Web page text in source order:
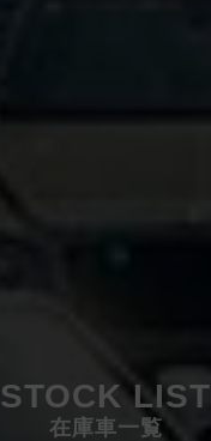
STOCK LIST
在庫車一覧